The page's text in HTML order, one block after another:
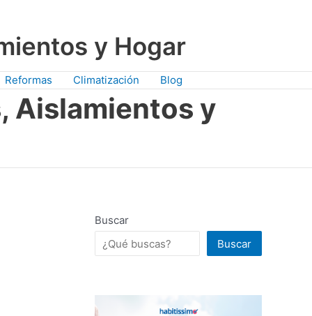
y Hogar
Reformas Climatización Blog
Aislamientos y
Buscar
Buscar